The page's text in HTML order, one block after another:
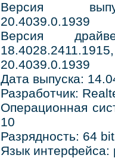
Версия
20.4039.0.1939
Версия
20.4039.0.1939
Дата выпуска:
Разработчик:
Операционная
10
Разрядность: 64
Язык интерфейса: